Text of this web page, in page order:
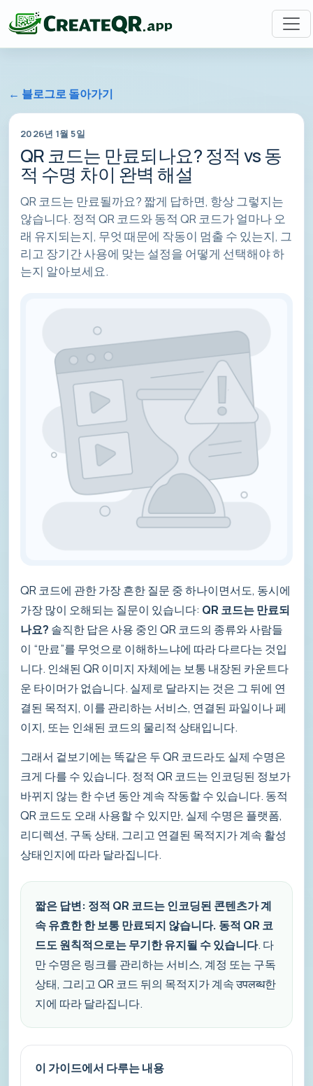
← 블로그로 돌아가기
2026년 1월 5일
QR 코드는 만료되나요? 정적 vs 동
적 수명 차이 완벽 해설
QR 코드는 만료될까요? 짧게 답하면, 항상 그렇지는
않습니다. 정적 QR 코드와 동적 QR 코드가 얼마나 오
래 유지되는지, 무엇 때문에 작동이 멈출 수 있는지, 그
리고 장기간 사용에 맞는 설정을 어떻게 선택해야 하
는지 알아보세요.
QR 코드에 관한 가장 흔한 질문 중 하나이면서도, 동시에
가장 많이 오해되는 질문이 있습니다: QR 코드는 만료되
나요? 솔직한 답은 사용 중인 QR 코드의 종류와 사람들
이 “만료”를 무엇으로 이해하느냐에 따라 다르다는 것입
니다. 인쇄된 QR 이미지 자체에는 보통 내장된 카운트다
운 타이머가 없습니다. 실제로 달라지는 것은 그 뒤에 연
결된 목적지, 이를 관리하는 서비스, 연결된 파일이나 페
이지, 또는 인쇄된 코드의 물리적 상태입니다.
그래서 겉보기에는 똑같은 두 QR 코드라도 실제 수명은
크게 다를 수 있습니다. 정적 QR 코드는 인코딩된 정보가
바뀌지 않는 한 수년 동안 계속 작동할 수 있습니다. 동적
QR 코드도 오래 사용할 수 있지만, 실제 수명은 플랫폼,
리디렉션, 구독 상태, 그리고 연결된 목적지가 계속 활성
상태인지에 따라 달라집니다.
짧은 답변: 정적 QR 코드는 인코딩된 콘텐츠가 계
속 유효한 한 보통 만료되지 않습니다. 동적 QR 코
드도 원칙적으로는 무기한 유지될 수 있습니다. 다
만 수명은 링크를 관리하는 서비스, 계정 또는 구독
상태, 그리고 QR 코드 뒤의 목적지가 계속 उपलब्ध한
지에 따라 달라집니다.
이 가이드에서 다루는 내용